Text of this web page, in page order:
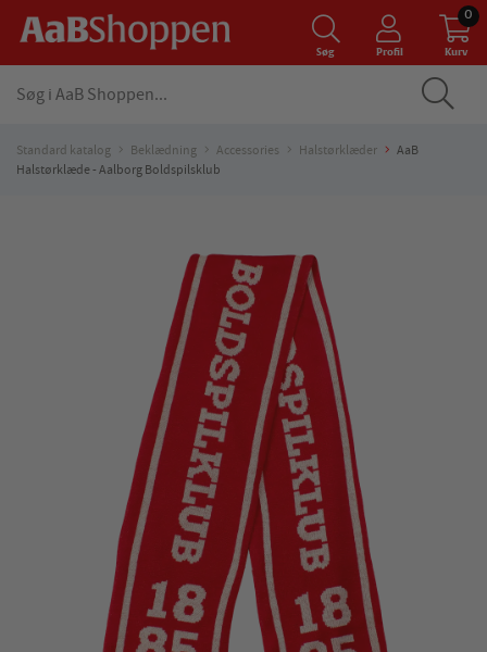
Søg Profil Kurv
0
Standard katalog Beklædning Accessories Halstørklæder
AaB
Halstørklæde - Aalborg Boldspilsklub